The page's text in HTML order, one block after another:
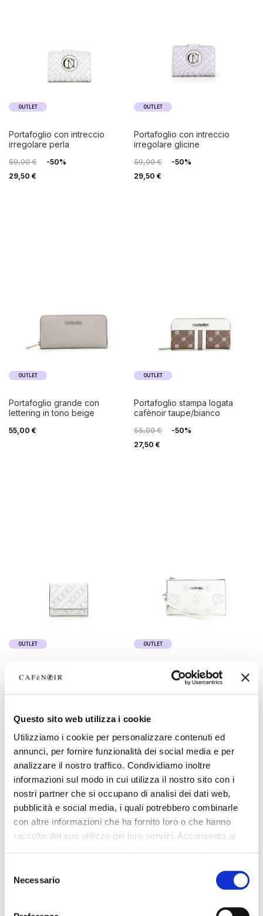
Questo sito web utilizza i cookie
Utilizziamo i cookie per personalizzare contenuti ed
annunci, per fornire funzionalità dei social media e per
analizzare il nostro traffico. Condividiamo inoltre
informazioni sul modo in cui utilizza il nostro sito con i
nostri partner che si occupano di analisi dei dati web,
pubblicità e social media, i quali potrebbero combinarle
con altre informazioni che ha fornito loro o che hanno
raccolto dal suo utilizzo dei loro servizi. Acconsenta ai
delNecessario
OUTLET
portafoglio con intreccio
irregolare perla
59,00 €
-50%
29,50 €
OUTLET
portafoglio con intreccio
irregolare glicine
59,00 €
-50%
29,50 €
OUTLET
portafoglio grande con
lettering in tono beige
55,00 €
OUTLET
portafoglio stampa logata
cafènoir taupe/bianco
55,00 €
-50%
27,50 €
OUTLET
microforato bianco
OUTLET
OUTLET